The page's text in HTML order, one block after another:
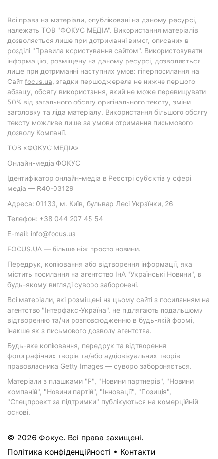
Всі права на матеріали, опубліковані на даному ресурсі,
належать ТОВ "ФОКУС МЕДІА". Використання матеріалів
дозволяється лише при дотриманні вимог, описаних в
розділі "Правила користування сайтом". Використовувати
інформацію, розміщену на даному ресурсі, дозволяється
лише при дотриманні наступних умов: гіперпосилання на
Cайт focus.ua, згадки першоджерела не нижче першого
абзацу, обсягу використання, який не може перевищувати
50% від загального обсягу оригінального тексту, зміни
заголовку та ліда матеріалу. Використання більшого обсягу
тексту можливе лише за умови отримання письмового
дозволу Компанії.
ТОВ «ФОКУС МЕДІА»
Онлайн-медіа ФОКУС
Ідентифікатор онлайн-медіа в Реєстрі суб’єктів у сфері
медіа — R40-03129
Адреса: 01133, м. Київ, бульвар Лесі Українки, 26
Телефон: +38 044 207 45 54
E-mail: info@focus.ua
FOCUS.UA — більше ніж просто новини.
Передрук, копіювання або відтворення інформації, яка
містить посилання на агентство ІнА "Українські Новини", в
будь-якому вигляді суворо заборонені.
Всі матеріали, які розміщені на цьому сайті з посиланням на
агентство "Інтерфакс-Україна", не підлягають подальшому
відтворенню та/чи розповсюдженню в будь-якій формі,
інакше як з письмового дозволу агентства.
Будь-яке копіювання, передрук та відтворення
фотографічних творів та/або аудіовізуальних творів
правовласника Getty Images — суворо забороняється.
Матеріали з плашками "Р", "Новини партнерів", "Новини
компаній", "Новини партій", "Інновації", "Позиція",
"Спецпроект за підтримки" публікуються на комерційній
основі.
© 2026 Фокус. Всі права захищені.
Політика конфіденційності • Контакти